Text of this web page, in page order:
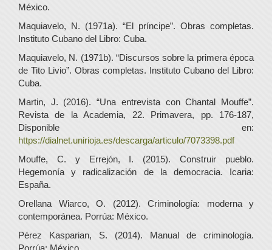
México.
Maquiavelo, N. (1971a). “El príncipe”. Obras completas.
Instituto Cubano del Libro: Cuba.
Maquiavelo, N. (1971b). “Discursos sobre la primera época
de Tito Livio”. Obras completas. Instituto Cubano del Libro:
Cuba.
Martin, J. (2016). “Una entrevista con Chantal Mouffe”.
Revista de la Academia, 22. Primavera, pp. 176-187,
Disponible en:
https://dialnet.unirioja.es/descarga/articulo/7073398.pdf
Mouffe, C. y Errejón, I. (2015). Construir pueblo.
Hegemonía y radicalización de la democracia. Icaria:
España.
Orellana Wiarco, O. (2012). Criminología: moderna y
contemporánea. Porrúa: México.
Pérez Kasparian, S. (2014). Manual de criminología.
Porrúa: México.